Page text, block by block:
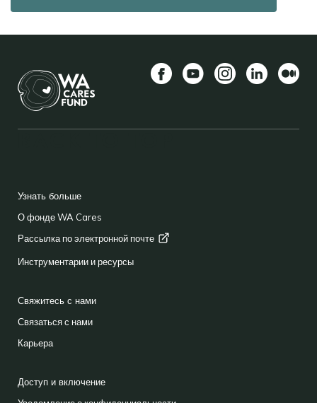
Узнать больше
О фонде WA Cares
Рассылка по электронной почте
Инструментарии и ресурсы
Свяжитесь с нами
Связаться с нами
Карьера
Доступ и включение